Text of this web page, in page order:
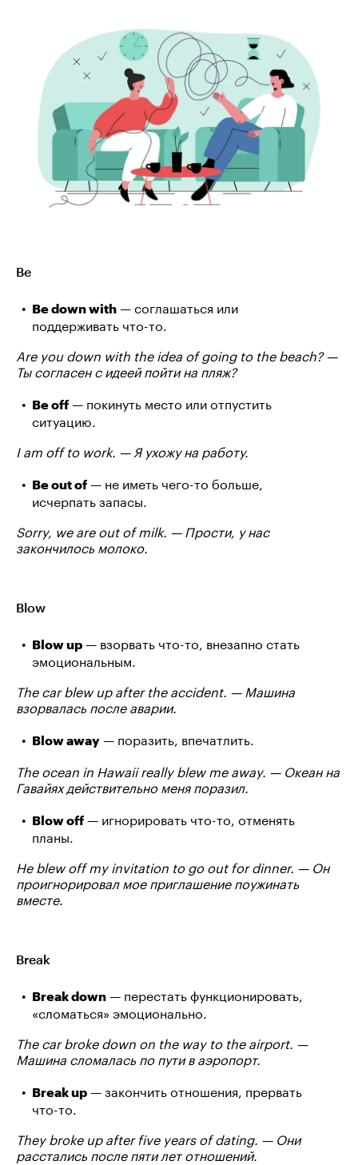
Be
Be down with — соглашаться или
поддерживать что-то.
Are you down with the idea of going to the beach? —
Ты согласен с идеей пойти на пляж?
Be off — покинуть место или отпустить
ситуацию.
I am off to work. — Я ухожу на работу.
Be out of — не иметь чего-то больше,
исчерпать запасы.
Sorry, we are out of milk. — Прости, у нас
закончилось молоко.
Blow
Blow up — взорвать что-то, внезапно стать
эмоциональным.
The car blew up after the accident. — Машина
взорвалась после аварии.
Blow away — поразить, впечатлить.
The ocean in Hawaii really blew me away. — Океан на
Гавайях действительно меня поразил.
Blow off — игнорировать что-то, отменять
планы.
He blew off my invitation to go out for dinner. — Он
проигнорировал мое приглашение поужинать
вместе.
Break
Break down — перестать функционировать,
«сломаться» эмоционально.
The car broke down on the way to the airport. —
Машина сломалась по пути в аэропорт.
Break up — закончить отношения, прервать
что-то.
They broke up after five years of dating. — Они
расстались после пяти лет отношений.